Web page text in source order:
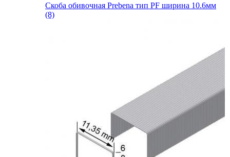
Скоба обивочная Prebena тип PF ширина 10.6мм
(8)